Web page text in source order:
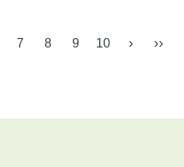
7 8 9 10 › ››